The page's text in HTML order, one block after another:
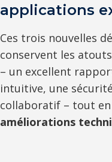
applications
Ces trois nouvelles
conservent les
– un excellent
intuitive, une
collaboratif – tout
améliorations